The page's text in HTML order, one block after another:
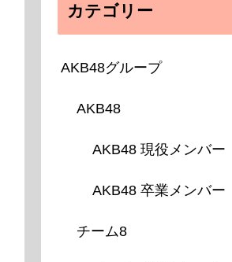
カテゴリー
AKB48グループ
AKB48
AKB48 現役メンバー
AKB48 卒業メンバー
チーム8